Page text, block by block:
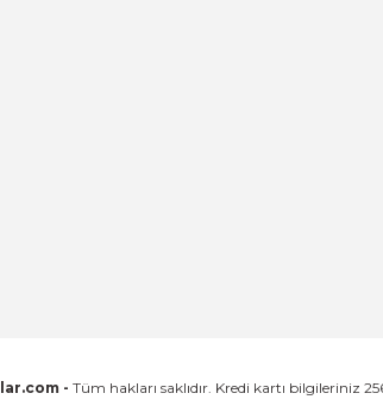
- Tüm hakları saklıdır. Kredi kartı bilgileriniz